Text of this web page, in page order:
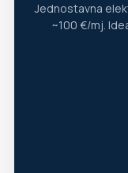
Jednostavna
~100 €/mj.